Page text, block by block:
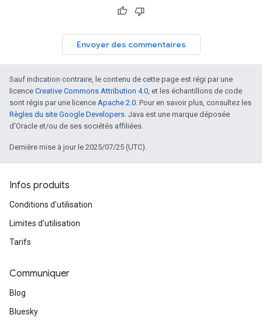
Envoyer des commentaires
Sauf indication contraire, le contenu de cette page est régi par une
licence Creative Commons Attribution 4.0, et les échantillons de code
sont régis par une licence Apache 2.0. Pour en savoir plus, consultez les
Règles du site Google Developers. Java est une marque déposée
d'Oracle et/ou de ses sociétés affiliées.
Dernière mise à jour le 2025/07/25 (UTC).
Infos produits
Conditions d'utilisation
Limites d'utilisation
Tarifs
Communiquer
Blog
Bluesky